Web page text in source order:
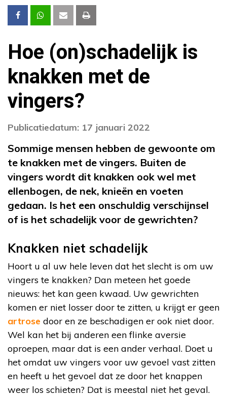
Hoe (on)schadelijk is
knakken met de
vingers?
Publicatiedatum: 17 januari 2022
Sommige mensen hebben de gewoonte om
te knakken met de vingers. Buiten de
vingers wordt dit knakken ook wel met
ellenbogen, de nek, knieën en voeten
gedaan. Is het een onschuldig verschijnsel
of is het schadelijk voor de gewrichten?
Knakken niet schadelijk
Hoort u al uw hele leven dat het slecht is om uw
vingers te knakken? Dan meteen het goede
nieuws: het kan geen kwaad. Uw gewrichten
komen er niet losser door te zitten, u krijgt er geen
artrose door en ze beschadigen er ook niet door.
Wel kan het bij anderen een flinke aversie
oproepen, maar dat is een ander verhaal. Doet u
het omdat uw vingers voor uw gevoel vast zitten
en heeft u het gevoel dat ze door het knappen
weer los schieten? Dat is meestal niet het geval.